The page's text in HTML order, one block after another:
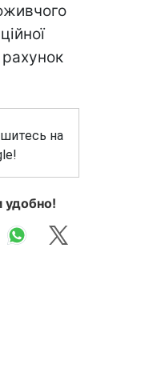
рахунок
на
удобно!